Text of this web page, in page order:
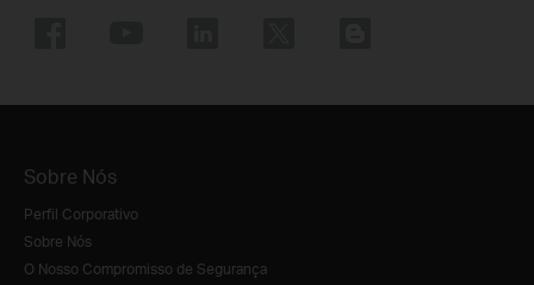
Sobre Nós
Perfil Corporativo
Sobre Nós
O Nosso Compromisso de Segurança